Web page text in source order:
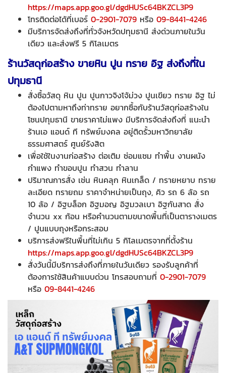
https://maps.app.goo.gl/dgdHUSc64BKZCL3P9
โทรติดต่อได้ที่เบอร์ 0-2901-7079 หรือ 09-8441-4246
มีบริการจัดส่งถึงที่ทั่วจังหวัดปทุมธานี ส่งด่วนภายในวัน
เดียว และส่งฟรี 5 กิโลเมตร
ร้านวัสดุก่อสร้าง ขายหิน ปูน ทราย อิฐ ส่งถึงที่ใน
ปทุมธานี
สั่งซื้อวัสดุ หิน ปูน ปูนกาวจิงโจ้ม่วง ปูนเขียว ทราย อิฐ ไม่
ต้องไปตามหาถึงท่าทราย อยากซื้อกับร้านวัสดุก่อสร้างใน
โซนปทุมธานี ขายราคาไม่แพง มีบริการจัดส่งถึงที่ แนะนำ
ร้านเอ แอนด์ ที ทรัพย์มงคล อยู่ติดรั้วมหาวิทยาลัย
ธรรมศาสตร์ ศูนย์รังสิต
เพื่อใช้ในงานก่อสร้าง ต่อเติม ซ่อมแซม ทำพื้น งานผนัง
กำแพง ทำขอบปูน ทำสวน ทำลาน
ปริมาณการสั่ง เช่น หินคลุก หินเกล็ด / ทรายหยาบ ทราย
ละเอียด ทรายถม ราคาจำหน่ายเป็นถุง, คิว รถ 6 ล้อ รถ
10 ล้อ / อิฐบล็อก อิฐมอญ อิฐมวลเบา อิฐกันสาด สั่ง
จำนวน xx ก้อน หรือคำนวนตามขนาดพื้นที่เป็นตารางเมตร
/ ปูนแบบถุงหรือกระสอบ
บริการส่งฟรีในพื้นที่ไม่เกิน 5 กิโลเมตรจากที่ตั้งร้าน
https://maps.app.goo.gl/dgdHUSc64BKZCL3P9
สั่งวันนี้มีบริการส่งถึงที่ภายในวันเดียว รองรับลูกค้าที่
ต้องการใช้สินค้าแบบด่วน โทรสอบถามที่ 0-2901-7079
หรือ 09-8441-4246